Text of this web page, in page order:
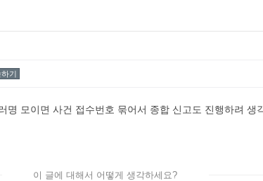
하기
모이면 사건 접수번호 묶어서 종합 신고도 진행하려 생
이 글에 대해서 어떻게 생각하세요?